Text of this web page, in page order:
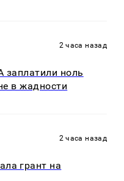
2 часа назад
ноль
в жадности
2 часа назад
грант на